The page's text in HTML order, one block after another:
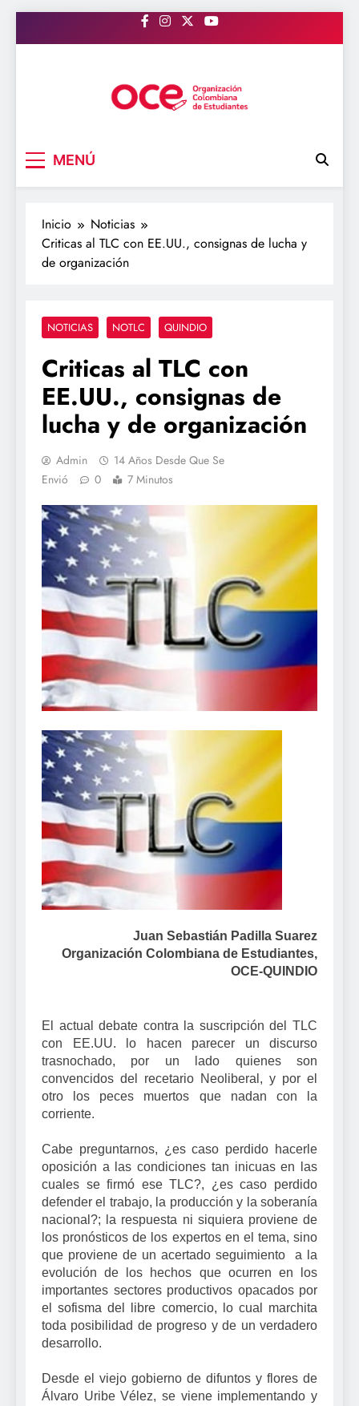
al
MENÚ
Inicio
Noticias
Criticas al TLC con EE.UU., consignas de lucha y
de organización
NOTICIAS NOTLC QUINDIO
Criticas al TLC con
EE.UU., consignas de
lucha y de organización
Admin
14 Años Desde Que Se
Envió
0 7 Minutos
Juan Sebastián Padilla Suarez
Organización Colombiana de Estudiantes,
OCE-QUINDIO
El actual debate contra la suscripción del TLC
con EE.UU. lo hacen parecer un discurso
trasnochado, por un lado quienes son
convencidos del recetario Neoliberal, y por el
otro los peces muertos que nadan con la
corriente.
Cabe preguntarnos, ¿es caso perdido hacerle
oposición a las condiciones tan inicuas en las
cuales se firmó ese TLC?, ¿es caso perdido
defender el trabajo, la producción y la soberanía
nacional?; la respuesta ni siquiera proviene de
los pronósticos de los expertos en el tema, sino
que proviene de un acertado seguimiento a la
evolución de los hechos que ocurren en los
importantes sectores productivos opacados por
el sofisma del libre comercio, lo cual marchita
toda posibilidad de progreso y de un verdadero
desarrollo.
Desde el viejo gobierno de difuntos y flores de
Álvaro Uribe Vélez, se viene implementando y